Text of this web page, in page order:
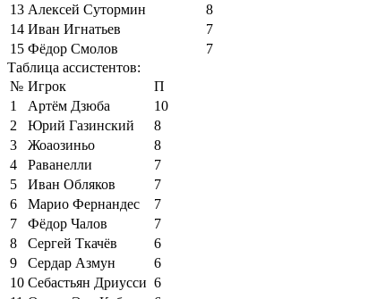
13 Алексей Сутормин
8
14 Иван Игнатьев
7
15 Фёдор Смолов
7
Таблица ассистентов:
№ Игрок
П
1
Артём Дзюба
10
2
Юрий Газинский
8
3
Жоаозиньо
8
4
Раванелли
7
5
Иван Обляков
7
6
Марио Фернандес
7
7
Фёдор Чалов
7
8
Сергей Ткачёв
6
9
Сердар Азмун
6
10 Себастьян Дриусси 6